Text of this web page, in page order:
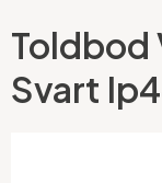
Toldbod
Svart